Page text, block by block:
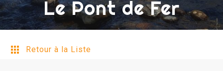
Le Pont de Fer
Retour à la Liste